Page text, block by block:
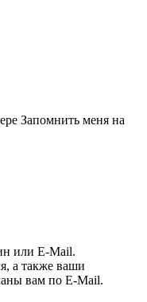
Запомнить меня на
или E-Mail.
а также ваши
вам по E-Mail.